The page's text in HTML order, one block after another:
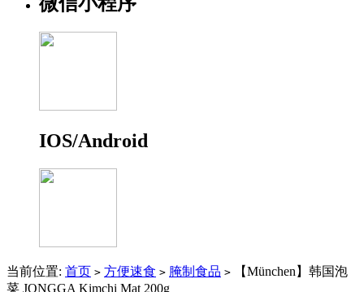
IOS/Android
当前位置: 首页 > 方便速食 > 腌制食品 > 【München】韩国泡
菜 JONGGA Kimchi Mat 200g